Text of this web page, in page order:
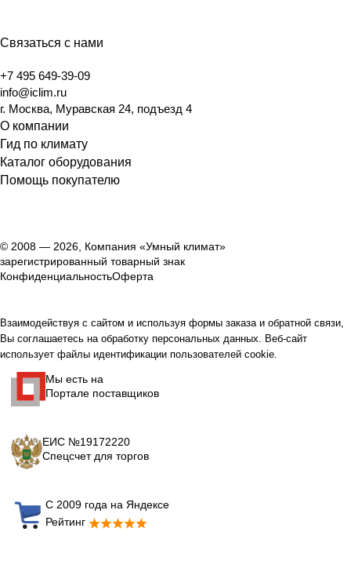
Связаться с нами
+7 495 649-39-09
info@iclim.ru
г. Москва, Муравская 24, подъезд 4
О компании
Гид по климату
Каталог оборудования
Помощь покупателю
© 2008 — 2026, Компания «Умный климат»
зарегистрированный товарный знак
КонфиденциальностьОферта
Взаимодействуя с сайтом и используя формы заказа и обратной связи,
Вы соглашаетесь на обработку персональных данных. Веб-сайт
использует файлы идентификации пользователей cookie.
Мы есть на
Портале поставщиков
ЕИС №19172220
Спецсчет для торгов
С 2009 года на Яндексе
Рейтинг